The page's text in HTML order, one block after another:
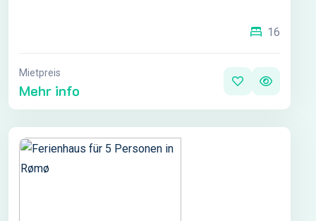
16
Mietpreis
Mehr info